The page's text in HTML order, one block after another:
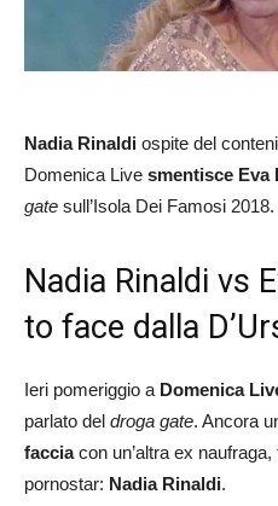
Nadia Rinaldi ospite del
Domenica Live smentisce Eva
gate sull’Isola Dei Famosi 2018.
Nadia Rinaldi vs
to face dalla
Ieri pomeriggio a Domenica
parlato del droga gate. Ancora
facciacon un’altra ex
pornostar: Nadia Rinaldi.